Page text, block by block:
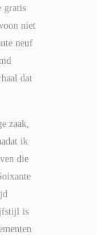
gratis
niet
neuf
dat
zaak,
ik
die
is